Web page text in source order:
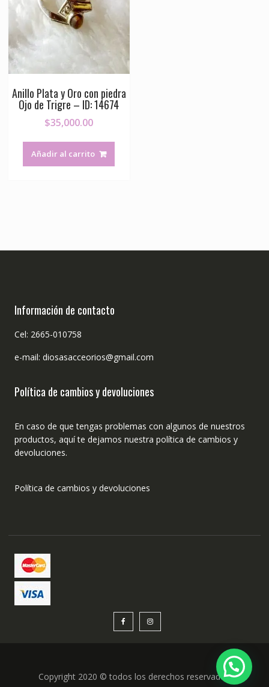
Anillo Plata y Oro con piedra
Ojo de Trigre – ID: 14674
$35,000.00
Añadir al carrito
Información de contacto
Cel: 2665-010758
e-mail: diosasacceorios@gmail.com
Política de cambios y devoluciones
En caso de que tengas problemas con algunos de nuestros
productos, aquí te dejamos nuestra política de cambios y
devoluciones.
Política de cambios y devoluciones
Copyright 2020 © todos los derechos reservados